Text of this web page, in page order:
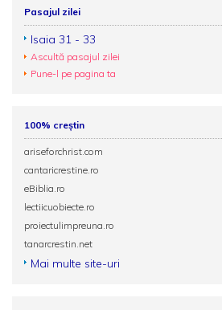
Pasajul zilei
Isaia 31 - 33
Ascultă pasajul zilei
Pune-l pe pagina ta
100% creștin
ariseforchrist.com
cantaricrestine.ro
eBiblia.ro
lectiicuobiecte.ro
proiectulimpreuna.ro
tanarcrestin.net
Mai multe site-uri